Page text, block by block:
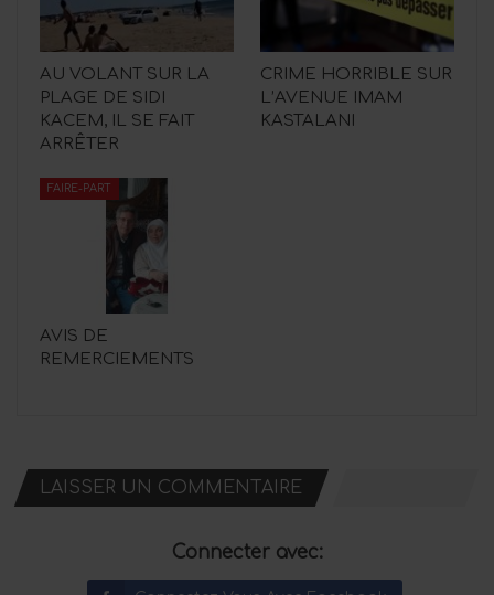
AU VOLANT SUR LA
PLAGE DE SIDI
KACEM, IL SE FAIT
ARRÊTER
CRIME HORRIBLE SUR
L’AVENUE IMAM
KASTALANI
FAIRE-PART
AVIS DE
REMERCIEMENTS
LAISSER UN COMMENTAIRE
Connecter avec: